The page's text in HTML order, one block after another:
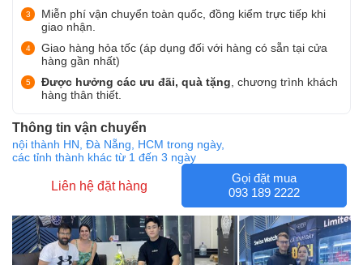
Miễn phí vận chuyển toàn quốc, đồng kiểm trực tiếp khi
giao nhận.
Giao hàng hỏa tốc (áp dụng đối với hàng có sẵn tại cửa
hàng gần nhất)
Được hưởng các ưu đãi, quà tặng , chương trình khách
hàng thân thiết.
Thông tin vận chuyển
nội thành HN, Đà Nẵng, HCM trong ngày,
các tỉnh thành khác từ 1 đến 3 ngày
Liên hệ đặt hàng
Gọi đặt mua
093 189 2222